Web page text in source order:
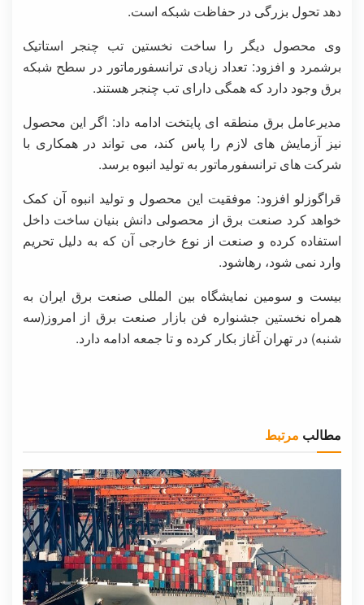
دهد تحول بزرگی در حفاظت شبکه است.
وی محصول دیگر را ساخت نخستین تب چنجر استاتیک
برشمرد و افزود: تعداد زیادی ترانسفورماتور در سطح شبکه
برق وجود دارد که همگی دارای تب چنجر هستند.
مدیرعامل برق منطقه ای پایتخت ادامه داد: اگر این محصول
نیز آزمایش های لازم را پاس کند، می تواند در همکاری با
شرکت های ترانسفورماتور به تولید انبوه برسد.
قراگوزلو افزود: موفقیت این محصول و تولید انبوه آن کمک
خواهد کرد صنعت برق از محصولی دانش بنیان ساخت داخل
استفاده کرده و صنعت از نوع خارجی آن که به دلیل تحریم
وارد نمی شود، رهاشود.
بیست و سومین نمایشگاه بین المللی صنعت برق ایران به
همراه نخستین جشنواره فن بازار صنعت برق از امروز(سه
شنبه) در تهران آغاز بکار کرده و تا جمعه ادامه دارد.
مطالب مرتبط